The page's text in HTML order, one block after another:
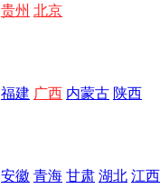
贵州 北京
福建 广西 内蒙古 陕西
安徽 青海 甘肃 湖北 江西